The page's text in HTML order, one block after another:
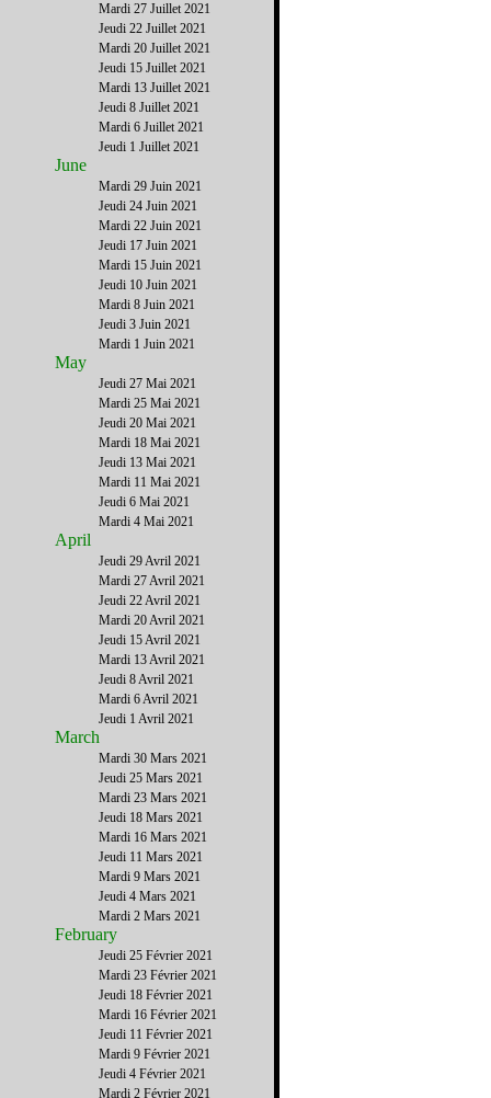
Mardi 27 Juillet 2021
Jeudi 22 Juillet 2021
Mardi 20 Juillet 2021
Jeudi 15 Juillet 2021
Mardi 13 Juillet 2021
Jeudi 8 Juillet 2021
Mardi 6 Juillet 2021
Jeudi 1 Juillet 2021
June
Mardi 29 Juin 2021
Jeudi 24 Juin 2021
Mardi 22 Juin 2021
Jeudi 17 Juin 2021
Mardi 15 Juin 2021
Jeudi 10 Juin 2021
Mardi 8 Juin 2021
Jeudi 3 Juin 2021
Mardi 1 Juin 2021
May
Jeudi 27 Mai 2021
Mardi 25 Mai 2021
Jeudi 20 Mai 2021
Mardi 18 Mai 2021
Jeudi 13 Mai 2021
Mardi 11 Mai 2021
Jeudi 6 Mai 2021
Mardi 4 Mai 2021
April
Jeudi 29 Avril 2021
Mardi 27 Avril 2021
Jeudi 22 Avril 2021
Mardi 20 Avril 2021
Jeudi 15 Avril 2021
Mardi 13 Avril 2021
Jeudi 8 Avril 2021
Mardi 6 Avril 2021
Jeudi 1 Avril 2021
March
Mardi 30 Mars 2021
Jeudi 25 Mars 2021
Mardi 23 Mars 2021
Jeudi 18 Mars 2021
Mardi 16 Mars 2021
Jeudi 11 Mars 2021
Mardi 9 Mars 2021
Jeudi 4 Mars 2021
Mardi 2 Mars 2021
February
Jeudi 25 Février 2021
Mardi 23 Février 2021
Jeudi 18 Février 2021
Mardi 16 Février 2021
Jeudi 11 Février 2021
Mardi 9 Février 2021
Jeudi 4 Février 2021
Mardi 2 Février 2021